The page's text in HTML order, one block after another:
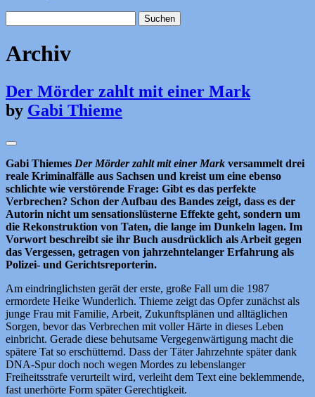
nach:
Archiv
Der Mörder zahlt mit einer Mark
by Gabi Thieme
Gabi Thiemes Der Mörder zahlt mit einer Mark versammelt drei
reale Kriminalfälle aus Sachsen und kreist um eine ebenso
schlichte wie verstörende Frage: Gibt es das perfekte
Verbrechen? Schon der Aufbau des Bandes zeigt, dass es der
Autorin nicht um sensationslüsterne Effekte geht, sondern um
die Rekonstruktion von Taten, die lange im Dunkeln lagen. Im
Vorwort beschreibt sie ihr Buch ausdrücklich als Arbeit gegen
das Vergessen, getragen von jahrzehntelanger Erfahrung als
Polizei- und Gerichtsreporterin.
Am eindringlichsten gerät der erste, große Fall um die 1987
ermordete Heike Wunderlich. Thieme zeigt das Opfer zunächst als
junge Frau mit Familie, Arbeit, Zukunftsplänen und alltäglichen
Sorgen, bevor das Verbrechen mit voller Härte in dieses Leben
einbricht. Gerade diese behutsame Vergegenwärtigung macht die
spätere Tat so erschütternd. Dass der Täter Jahrzehnte später dank
DNA-Spur doch noch wegen Mordes zu lebenslanger
Freiheitsstrafe verurteilt wird, verleiht dem Text eine beklemmende,
fast unerhörte Form später Gerechtigkeit.